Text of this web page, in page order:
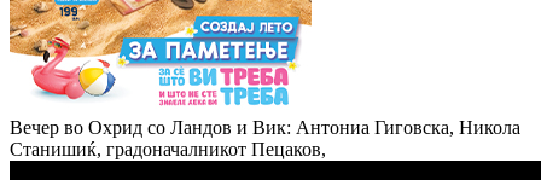
Вечер во Охрид со Ландов и Вик: Антониа Гиговска, Никола
Станишиќ, градоначалникот Пецаков,